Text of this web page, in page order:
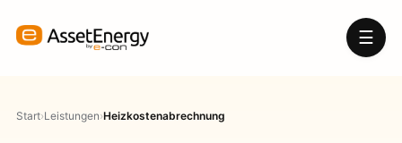
☰
Start›Leistungen›Heizkostenabrechnung